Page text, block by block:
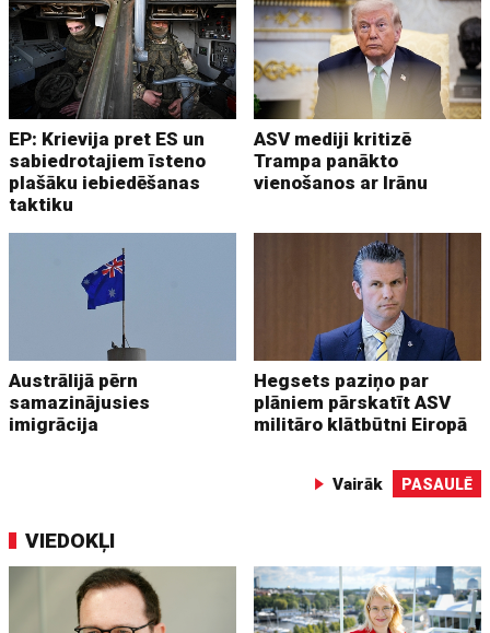
EP: Krievija pret ES un
sabiedrotajiem īsteno
plašāku iebiedēšanas
taktiku
ASV mediji kritizē
Trampa panākto
vienošanos ar Irānu
Austrālijā pērn
samazinājusies
imigrācija
Hegsets paziņo par
plāniem pārskatīt ASV
militāro klātbūtni Eiropā
Vairāk PASAULĒ
VIEDOKĻI